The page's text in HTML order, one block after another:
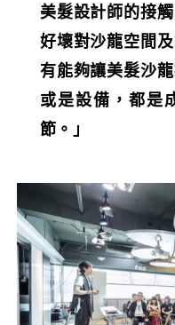
美髮設計師的接
好壞對沙龍空間
有能夠讓美髮沙
或是設備，都是
節。」